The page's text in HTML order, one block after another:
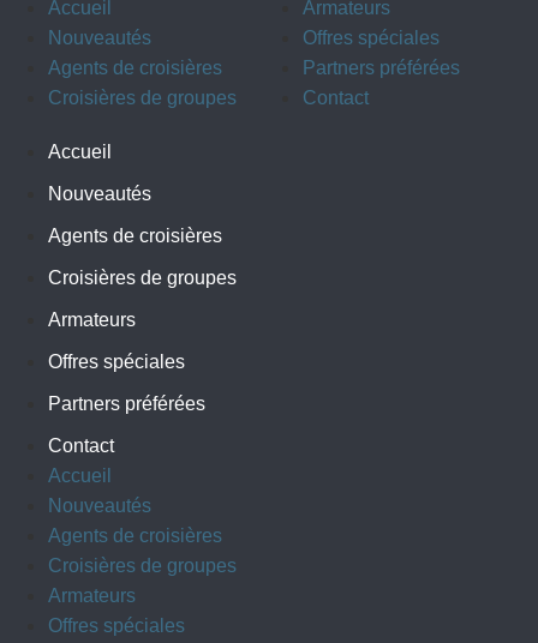
Accueil
Nouveautés
Agents de croisières
Croisières de groupes
Armateurs
Offres spéciales
Partners préférées
Contact
Accueil
Nouveautés
Agents de croisières
Croisières de groupes
Armateurs
Offres spéciales
Partners préférées
Contact
Accueil
Nouveautés
Agents de croisières
Croisières de groupes
Armateurs
Offres spéciales